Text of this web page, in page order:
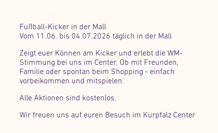
Fußball-Kicker in der Mall
Vom 11.06. bis 04.07.2026 täglich in der Mall
Zeigt euer Können am Kicker und erlebt die WM-
Stimmung bei uns im Center. Ob mit Freunden,
Familie oder spontan beim Shopping - einfach
vorbeikommen und mitspielen.
Alle Aktionen sind kostenlos.
Wir freuen uns auf euren Besuch im Kurpfalz Center